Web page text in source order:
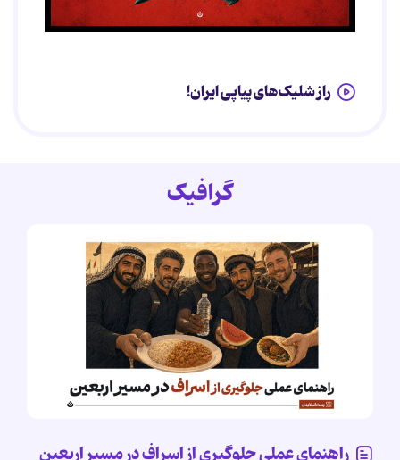
راز شلیک‌های پیاپی ایران!
گرافیک
راهنمای عملی جلوگیری از اسراف در مسیر اربعین